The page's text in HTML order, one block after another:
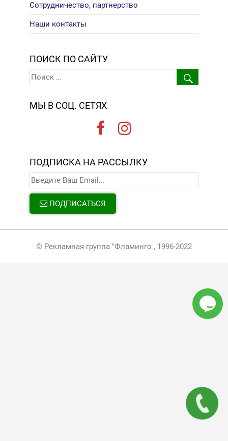
Сотрудничество, партнерство
Наши контакты
ПОИСК ПО САЙТУ
МЫ В СОЦ. СЕТЯХ
ПОДПИСКА НА РАССЫЛКУ
ПОДПИСАТЬСЯ
© Рекламная группа "Фламинго", 1996-2022